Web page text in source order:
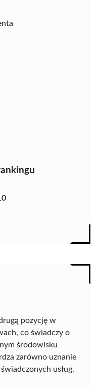
pozycję w
co świadczy o
środowisku
zarówno uznanie
usług.